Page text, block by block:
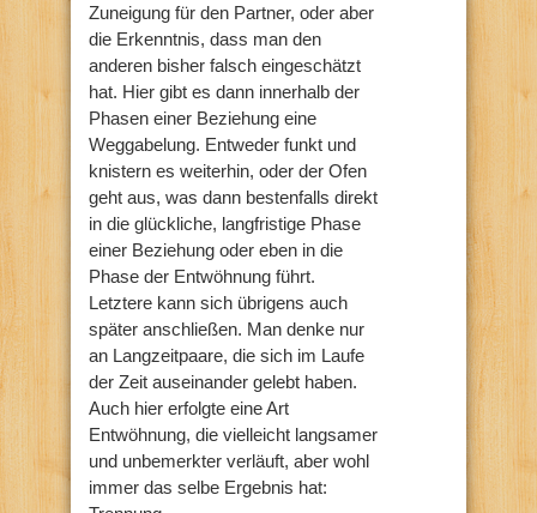
Zuneigung für den Partner, oder aber
die Erkenntnis, dass man den
anderen bisher falsch eingeschätzt
hat. Hier gibt es dann innerhalb der
Phasen einer Beziehung eine
Weggabelung. Entweder funkt und
knistern es weiterhin, oder der Ofen
geht aus, was dann bestenfalls direkt
in die glückliche, langfristige Phase
einer Beziehung oder eben in die
Phase der Entwöhnung führt.
Letztere kann sich übrigens auch
später anschließen. Man denke nur
an Langzeitpaare, die sich im Laufe
der Zeit auseinander gelebt haben.
Auch hier erfolgte eine Art
Entwöhnung, die vielleicht langsamer
und unbemerkter verläuft, aber wohl
immer das selbe Ergebnis hat: